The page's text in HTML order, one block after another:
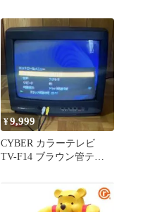
¥9,999
CYBER カラーテレビ
TV-F14 ブラウン管テレ